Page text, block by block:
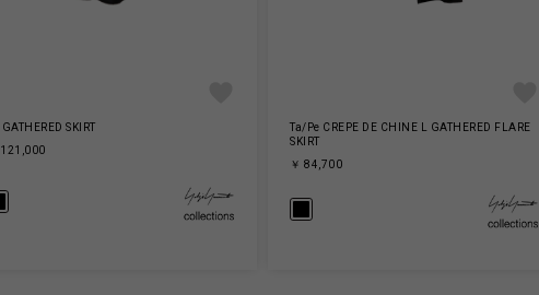
GATHERED SKIRT
121,000
Ta/Pe CREPE DE CHINE L GATHERED FLARE
SKIRT
￥ 84,700